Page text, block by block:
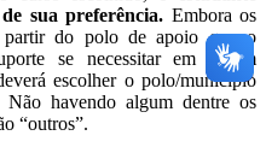
sua preferência. Embora os
partir do polo de apoio que o
se necessitar em algum
escolher o polo/município
havendo algum dentre os
“outros”.